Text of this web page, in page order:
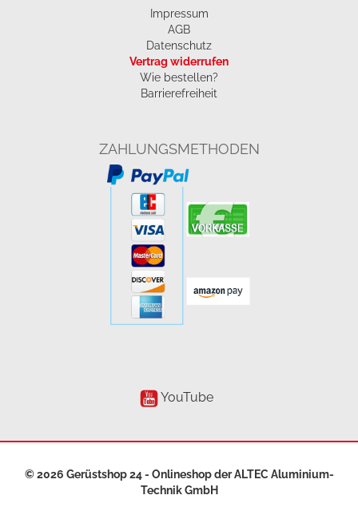
Impressum
AGB
Datenschutz
Vertrag widerrufen
Wie bestellen?
Barrierefreiheit
ZAHLUNGSMETHODEN
YouTube
© 2026 Gerüstshop 24 - Onlineshop derALTEC Aluminium-
Technik GmbH